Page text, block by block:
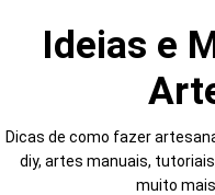
Ideias e
Dicas de como fazer
diy, artes manuais,
muito mais